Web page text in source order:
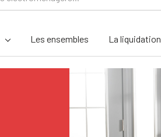
Les ensembles La liquidation